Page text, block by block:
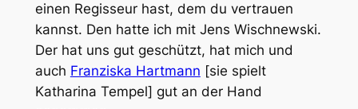
einen Regisseur hast, dem du vertrauen
kannst. Den hatte ich mit Jens Wischnewski.
Der hat uns gut geschützt, hat mich und
auch Franziska Hartmann [sie spielt
Katharina Tempel] gut an der Hand